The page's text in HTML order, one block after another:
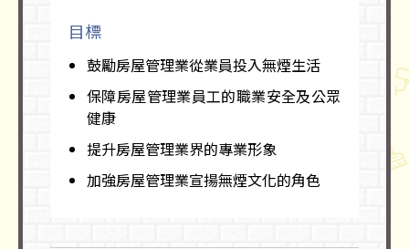
目標
鼓勵房屋管理業從業員投入無煙生活
保障房屋管理業員工的職業安全及公眾
健康
提升房屋管理業界的專業形象
加強房屋管理業宣揚無煙文化的角色